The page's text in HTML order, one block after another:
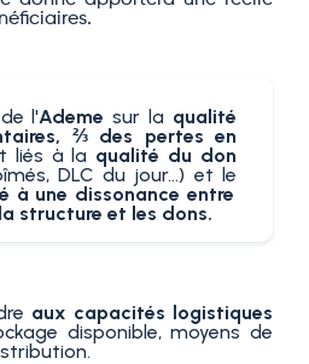
l'Ademesur la qualité
⅔ des pertes en
liés à la qualité du don
DLC du jour…) et le
à une dissonance entre
structure et les dons.
aux capacités logistiques
disponible, moyens de